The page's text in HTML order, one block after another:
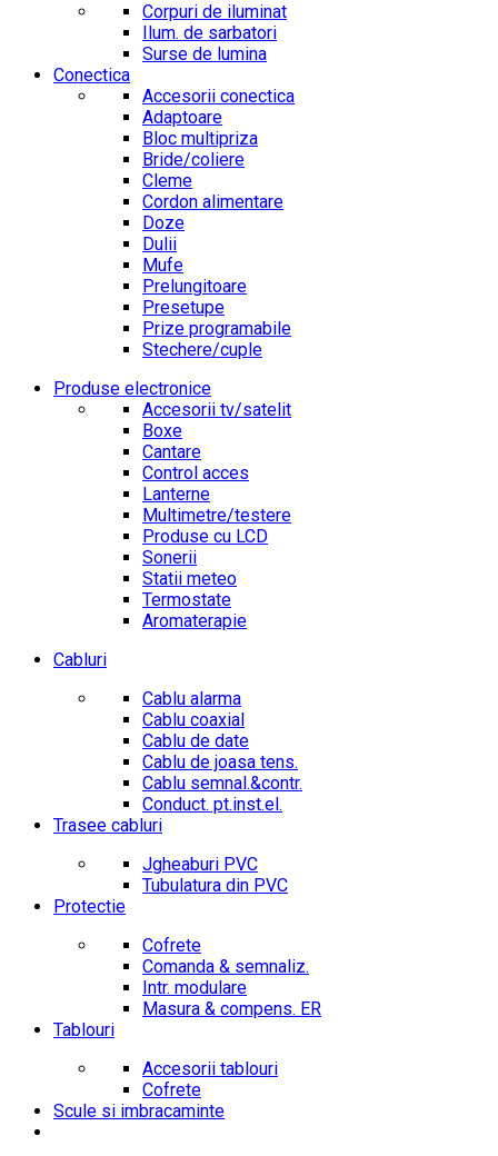
Corpuri de iluminat
Ilum. de sarbatori
Surse de lumina
Conectica
Accesorii conectica
Adaptoare
Bloc multipriza
Bride/coliere
Cleme
Cordon alimentare
Doze
Dulii
Mufe
Prelungitoare
Presetupe
Prize programabile
Stechere/cuple
Produse electronice
Accesorii tv/satelit
Boxe
Cantare
Control acces
Lanterne
Multimetre/testere
Produse cu LCD
Sonerii
Statii meteo
Termostate
Aromaterapie
Cabluri
Cablu alarma
Cablu coaxial
Cablu de date
Cablu de joasa tens.
Cablu semnal.&contr.
Conduct. pt.inst.el.
Trasee cabluri
Jgheaburi PVC
Tubulatura din PVC
Protectie
Cofrete
Comanda & semnaliz.
Intr. modulare
Masura & compens. ER
Tablouri
Accesorii tablouri
Cofrete
Scule si imbracaminte